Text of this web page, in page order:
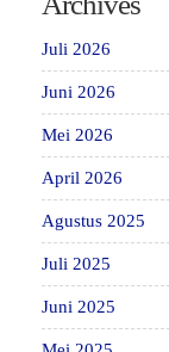
Juli 2026
Juni 2026
Mei 2026
April 2026
Agustus 2025
Juli 2025
Juni 2025